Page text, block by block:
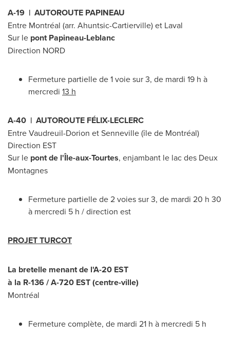
A-19 | AUTOROUTE PAPINEAU
Entre Montréal (arr. Ahuntsic-Cartierville) et Laval
Sur le pont Papineau-Leblanc
Direction NORD
Fermeture partielle de 1 voie sur 3, de mardi 19 h à
mercredi 13 h
A-40 | AUTOROUTE FÉLIX-LECLERC
Entre Vaudreuil-Dorion etSenneville(île de Montréal)
Direction EST
Sur le pont de l'Île-aux-Tourtes, enjambant le lac des Deux
Montagnes
Fermeture partielle de 2 voies sur 3, de mardi 20 h 30
à mercredi 5 h / direction est
PROJET TURCOT
La bretelle menant de l'A-20 EST
à la R-136 / A-720 EST(centre-ville)
Montréal
Fermeture complète, de mardi 21 h à mercredi 5 h